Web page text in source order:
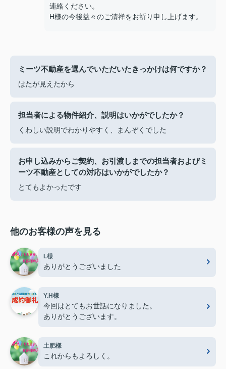
連絡ください。
H様の今後益々のご清祥をお祈り申し上げます。
ミーツ不動産を選んでいただいたきっかけは何ですか？
はたが見えたから
担当者による物件紹介、説明はいかがでしたか？
くわしい説明でわかりやすく、まんぞくでした
お申し込みからご契約、お引渡しまでの担当者およびミ
ーツ不動産としての対応はいかがでしたか？
とてもよかったです
他のお客様の声を見る
L様
ありがとうございました
Y.H様
今回はとてもお世話になりました。
ありがとうございます。
土肥様
これからもよろしく。